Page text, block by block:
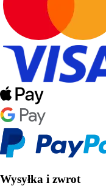
Wysyłka i zwrot